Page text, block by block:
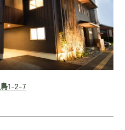
1-2-7